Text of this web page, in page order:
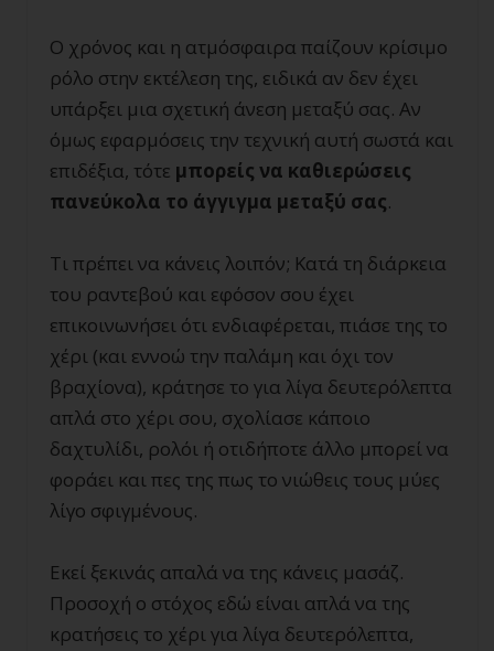
Ο χρόνος και η ατμόσφαιρα παίζουν κρίσιμο
ρόλο στην εκτέλεση της, ειδικά αν δεν έχει
υπάρξει μια σχετική άνεση μεταξύ σας. Αν
όμως εφαρμόσεις την τεχνική αυτή σωστά και
επιδέξια, τότε μπορείς να καθιερώσεις
πανεύκολα το άγγιγμα μεταξύ σας.
Τι πρέπει να κάνεις λοιπόν; Κατά τη διάρκεια
του ραντεβού και εφόσον σου έχει
επικοινωνήσει ότι ενδιαφέρεται, πιάσε της το
χέρι (και εννοώ την παλάμη και όχι τον
βραχίονα), κράτησε το για λίγα δευτερόλεπτα
απλά στο χέρι σου, σχολίασε κάποιο
δαχτυλίδι, ρολόι ή οτιδήποτε άλλο μπορεί να
φοράει και πες της πως το νιώθεις τους μύες
λίγο σφιγμένους.
Εκεί ξεκινάς απαλά να της κάνεις μασάζ.
Προσοχή ο στόχος εδώ είναι απλά να της
κρατήσεις το χέρι για λίγα δευτερόλεπτα,